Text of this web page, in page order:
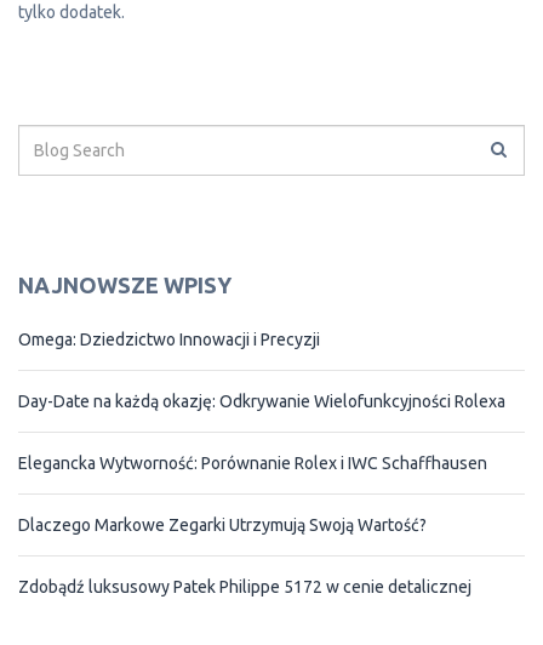
tylko dodatek.
NAJNOWSZE WPISY
Omega: Dziedzictwo Innowacji i Precyzji
Day-Date na każdą okazję: Odkrywanie Wielofunkcyjności Rolexa
Elegancka Wytworność: Porównanie Rolex i IWC Schaffhausen
Dlaczego Markowe Zegarki Utrzymują Swoją Wartość?
Zdobądź luksusowy Patek Philippe 5172 w cenie detalicznej